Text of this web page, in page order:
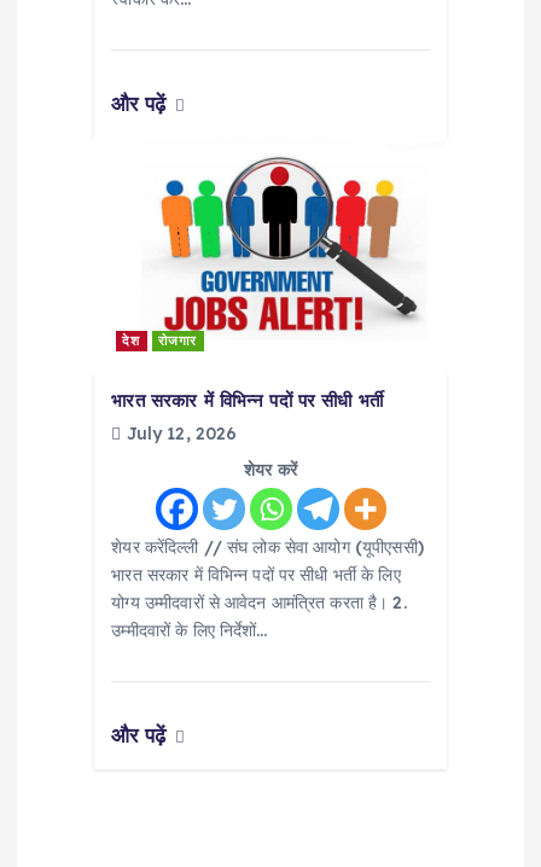
और पढ़ें
देश रोजगार
भारत सरकार में विभिन्न पदों पर सीधी भर्ती
July 12, 2026
शेयर करें
शेयर करेंदिल्ली // संघ लोक सेवा आयोग (यूपीएससी)
भारत सरकार में विभिन्न पदों पर सीधी भर्ती के लिए
योग्य उम्मीदवारों से आवेदन आमंत्रित करता है। 2.
उम्मीदवारों के लिए निर्देशों…
और पढ़ें